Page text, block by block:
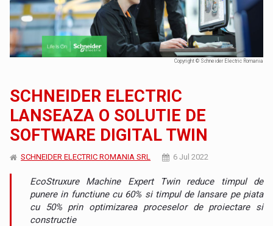
Copyright © Schneider Electric Romania
SCHNEIDER ELECTRIC
LANSEAZA O SOLUTIE DE
SOFTWARE DIGITAL TWIN
SCHNEIDER ELECTRIC ROMANIA SRL 6 Jul 2022
EcoStruxure Machine Expert Twin reduce timpul de
punere in functiune cu 60% si timpul de lansare pe piata
cu 50% prin optimizarea proceselor de proiectare si
constructie